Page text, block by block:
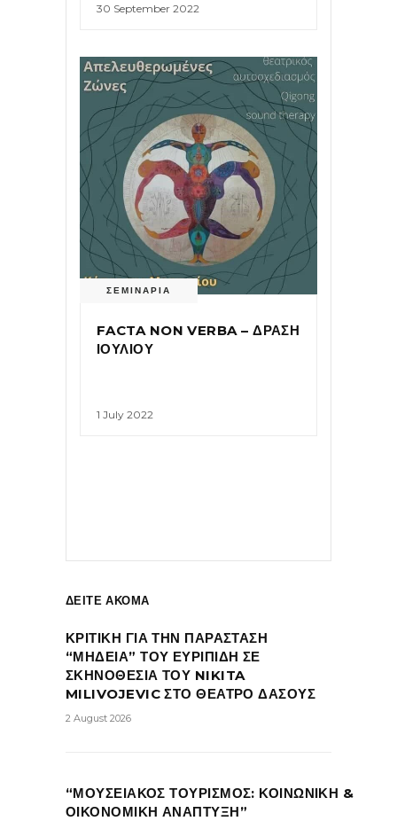
30 September 2022
ΣΕΜΙΝΑΡΙΑ
FACTA NON VERBA – ΔΡΑΣΗ
ΙΟΥΛΙΟΥ
1 July 2022
ΔΕΙΤΕ ΑΚΟΜΑ
ΚΡΙΤΙΚΗ ΓΙΑ ΤΗΝ ΠΑΡΑΣΤΑΣΗ
“ΜΗΔΕΙΑ” ΤΟΥ ΕΥΡΙΠΙΔΗ ΣΕ
ΣΚΗΝΟΘΕΣΙΑ ΤΟΥ NIKITA
MILIVOJEVIC ΣΤΟ ΘΕΑΤΡΟ ΔΑΣΟΥΣ
2 August 2026
“ΜΟΥΣΕΙΑΚΟΣ ΤΟΥΡΙΣΜΟΣ: ΚΟΙΝΩΝΙΚΗ &
ΟΙΚΟΝΟΜΙΚΗ ΑΝΑΠΤΥΞΗ”